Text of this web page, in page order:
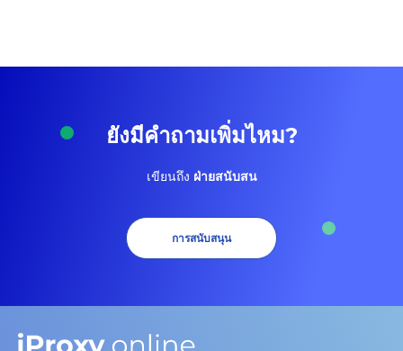
ยังมีคำถามเพิ่มไหม?
เขียนถึง ฝ่ายสนับสน
การสนับสนุน